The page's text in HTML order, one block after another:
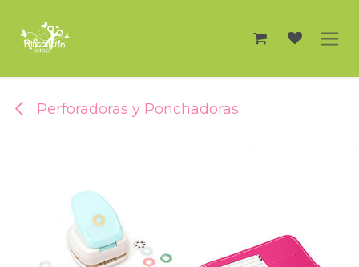
Perforadoras y Ponchadoras